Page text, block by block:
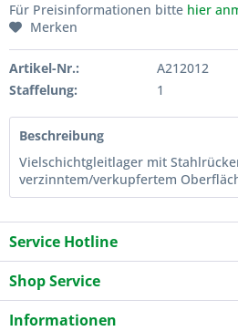
Für Preisinformationen bitte hier
Merken
Artikel-Nr.:
A212012
Staffelung:
1
Beschreibung
Vielschichtgleitlager mit
verzinntem/verkupfertem
Service Hotline
Shop Service
Informationen